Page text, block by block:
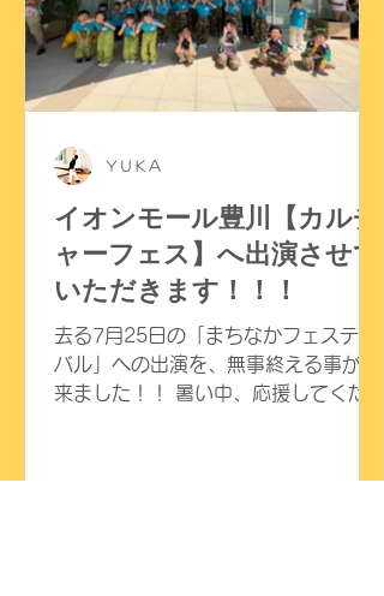
す！！！
イオンモール豊川【カルチ
ャーフェス】へ出演させて
いただきます！！！
去る7月25日の「まちなかフェスティ
バル」への出演を、無事終える事が出
来ました！！ 暑い中、応援してくださ
うございました！！！ 次回は、8月1
ＹＵＫＡ